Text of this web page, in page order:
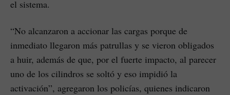
el sistema.
“No alcanzaron a accionar las cargas porque de
inmediato llegaron más patrullas y se vieron obligados
a huir, además de que, por el fuerte impacto, al parecer
uno de los cilindros se soltó y eso impidió la
activación”, agregaron los policías, quienes indicaron